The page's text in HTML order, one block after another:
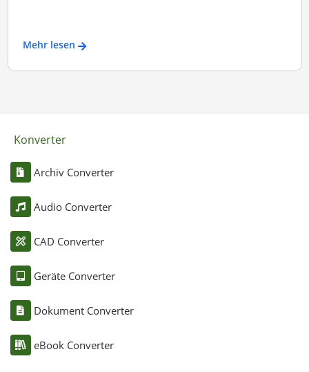
Mehr lesen
Konverter
Archiv Converter
Audio Converter
CAD Converter
Geräte Converter
Dokument Converter
eBook Converter